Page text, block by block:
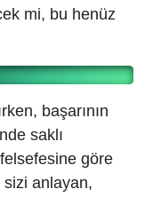
mi, bu henüz
başarının
saklı
felsefesine göre
sizi anlayan,